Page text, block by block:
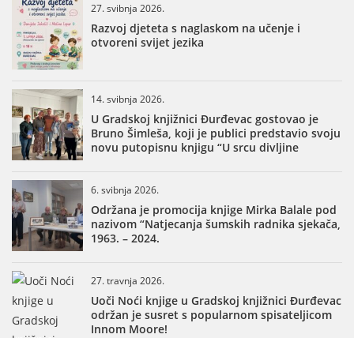
27. svibnja 2026.
Razvoj djeteta s naglaskom na učenje i
otvoreni svijet jezika
14. svibnja 2026.
U Gradskoj knjižnici Đurđevac gostovao je
Bruno Šimleša, koji je publici predstavio svoju
novu putopisnu knjigu “U srcu divljine
6. svibnja 2026.
Održana je promocija knjige Mirka Balale pod
nazivom “Natjecanja šumskih radnika sjekača,
1963. – 2024.
27. travnja 2026.
Uoči Noći knjige u Gradskoj knjižnici Đurđevac
održan je susret s popularnom spisateljicom
Innom Moore!